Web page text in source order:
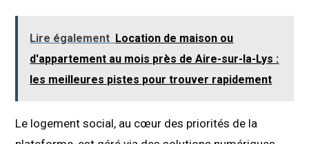
Lire également Location de maison ou
d'appartement au mois près de Aire-sur-la-Lys :
les meilleures pistes pour trouver rapidement
Le logement social, au cœur des priorités de la